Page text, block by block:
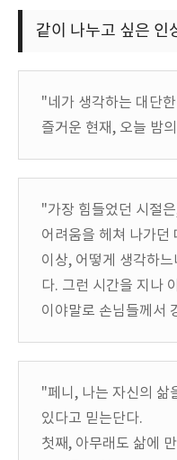
같이 나누고 싶은 인
"네가 생각하는 대단
즐거운 현재, 오늘 밤
"가장 힘들었던 시절
어려움을 헤쳐 나가던
이상, 어떻게 생각하
다. 그런 시간을 지나
이야말로 손님들께서
"페니, 나는 자신의 삶
있다고 믿는단다.
첫째, 아무래도 삶에